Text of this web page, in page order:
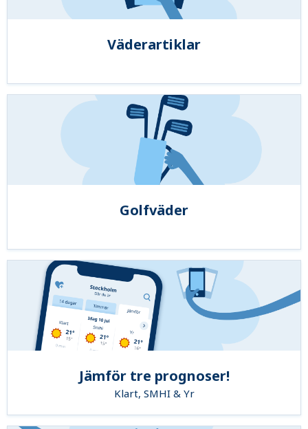
Väderartiklar
Golfväder
Jämför tre prognoser!
Klart, SMHI & Yr